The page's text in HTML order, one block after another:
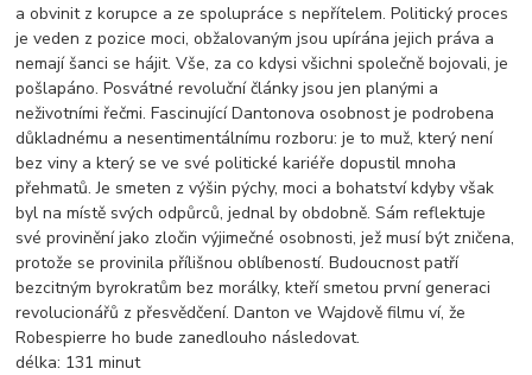
a obvinit z korupce a ze spolupráce s nepřítelem. Politický proces
je veden z pozice moci, obžalovaným jsou upírána jejich práva a
nemají šanci se hájit. Vše, za co kdysi všichni společně bojovali, je
pošlapáno. Posvátné revoluční články jsou jen planými a
neživotními řečmi. Fascinující Dantonova osobnost je podrobena
důkladnému a nesentimentálnímu rozboru: je to muž, který není
bez viny a který se ve své politické kariéře dopustil mnoha
přehmatů. Je smeten z výšin pýchy, moci a bohatství kdyby však
byl na místě svých odpůrců, jednal by obdobně. Sám reflektuje
své provinění jako zločin výjimečné osobnosti, jež musí být zničena,
protože se provinila přílišnou oblíbeností. Budoucnost patří
bezcitným byrokratům bez morálky, kteří smetou první generaci
revolucionářů z přesvědčení. Danton ve Wajdově filmu ví, že
Robespierre ho bude zanedlouho následovat.
délka: 131 minut